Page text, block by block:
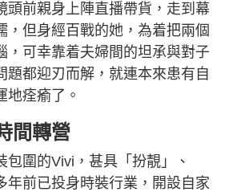
頭前親身上陣直播帶貨，走到幕
，但身經百戰的她，為着把兩個
，可幸靠着夫婦間的坦承與對子
題都迎刃而解，就連本來患有自
地痊瘉了。
間轉營
包圍的Vivi，甚具「扮靚」、
年前已投身時裝行業，開設自家